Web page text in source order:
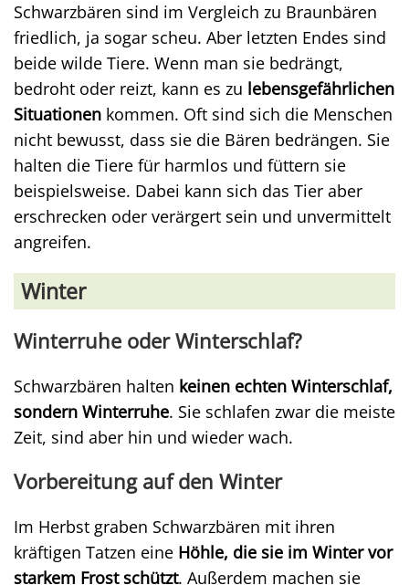
Schwarzbären sind im Vergleich zu Braunbären
friedlich, ja sogar scheu. Aber letzten Endes sind
beide wilde Tiere. Wenn man sie bedrängt,
bedroht oder reizt, kann es zu lebensgefährlichen
Situationen kommen. Oft sind sich die Menschen
nicht bewusst, dass sie die Bären bedrängen. Sie
halten die Tiere für harmlos und füttern sie
beispielsweise. Dabei kann sich das Tier aber
erschrecken oder verärgert sein und unvermittelt
angreifen.
Winter
Winterruhe oder Winterschlaf?
Schwarzbären halten keinen echten Winterschlaf,
sondern Winterruhe. Sie schlafen zwar die meiste
Zeit, sind aber hin und wieder wach.
Vorbereitung auf den Winter
Im Herbst graben Schwarzbären mit ihren
kräftigen Tatzen eine Höhle, die sie im Winter vor
starkem Frost schützt. Außerdem machen sie